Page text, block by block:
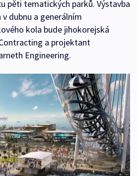
pěti tematických parků. Výstavba
dubnu a generálním
kola bude jihokorejská
a projektant
Engineering.